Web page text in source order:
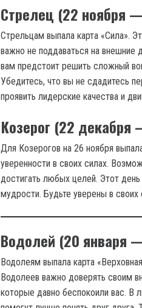
Стрелец (22 ноября
Стрельцам выпала карта «Сила».
важно не поддаваться на внешние
вам предстоит решить сложный
Убедитесь, что вы не сдадитесь
проявить лидерские качества и
Козерог (22 декабря
Для Козерогов на 26 ноября
уверенности в своих силах.
достигать любых целей. Этот
мудрости. Будьте уверены в своих
Водолей (20 января
Водолеям выпала карта
Водолеев важно доверять своим
которые давно беспокоили вас. В